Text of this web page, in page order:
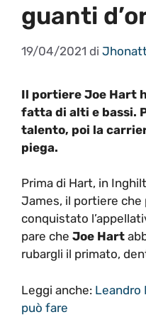
guanti
19/04/2021 di
Il portiere Joe Hart
fatta di alti e bassi.
talento, poi la
piega.
Prima di Hart, in
James, il portiere che
conquistato
pare che Joe Hart
rubargli il primato,
Leggi anche: Leandro
può fare